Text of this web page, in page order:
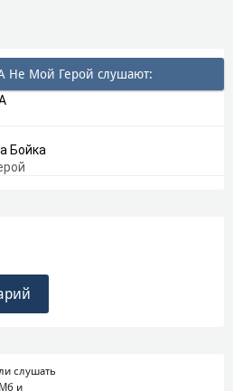
Не Мой Герой слушают:
Бойка
слушать
и